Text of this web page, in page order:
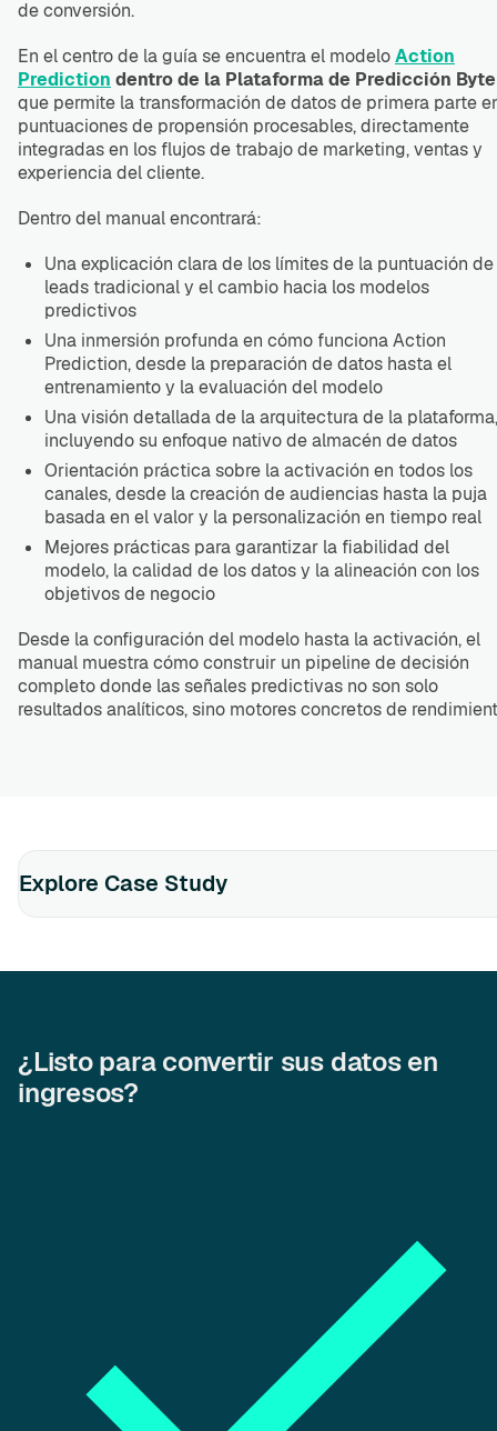
de conversión.
En el centro de la guía se encuentra el modeloAction
Prediction dentro de la Plataforma de Predicción
que permite la transformación de datos de primera parte
puntuaciones de propensión procesables, directamente
integradas en los flujos de trabajo de marketing, ventas y
experiencia del cliente.
Dentro del manual encontrará:
Una explicación clara de los límites de la puntuación de
leads tradicional y el cambio hacia los modelos
predictivos
Una inmersión profunda en cómo funciona Action
Prediction, desde la preparación de datos hasta el
entrenamiento y la evaluación del modelo
Una visión detallada de la arquitectura de la plataforma,
incluyendo su enfoque nativo de almacén de datos
Orientación práctica sobre la activación en todos los
canales, desde la creación de audiencias hasta la puja
basada en el valor y la personalización en tiempo real
Mejores prácticas para garantizar la fiabilidad del
modelo, la calidad de los datos y la alineación con los
objetivos de negocio
Desde la configuración del modelo hasta la activación, el
manual muestra cómo construir un pipeline de decisión
completo donde las señales predictivas no son solo
resultados analíticos, sino motores concretos de
Explore Case Study
¿Listo para convertir sus datos en
ingresos?